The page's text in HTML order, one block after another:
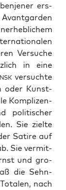
ers­
Ver­su­che
in eine
NSK ver­such­te
oder Kunst­
Kom­pli­zen­
poli­ti­scher
Sie ziel­te
Sati­re auf
Sie ver­mit­
und gro­
die Sehn­
nach